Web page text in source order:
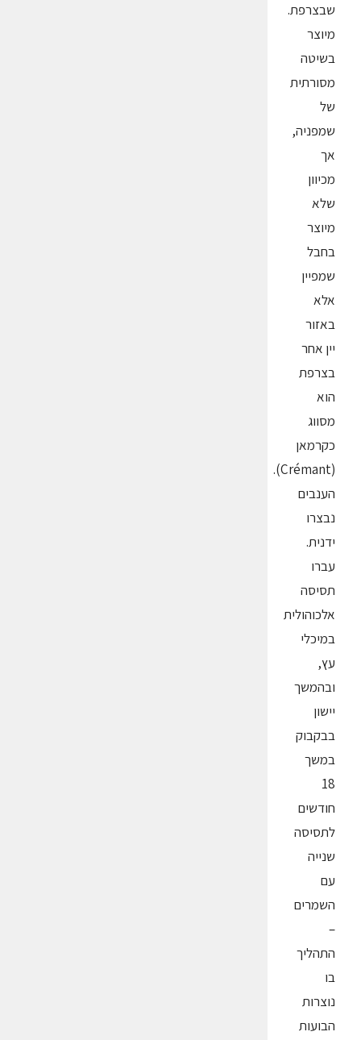
שבצרפת.
מיוצר
בשיטה
מסורתית
של
שמפניה,
אך
מכיוון
שלא
מיוצר
בחבל
שמפיין
אלא
באזור
יין אחר
בצרפת
הוא
מסווג
כקרמאן
(Crémant).
הענבים
נבצרו
ידנית.
עברו
תסיסה
אלכוהולית
במיכלי
עץ,
ובהמשך
יישון
בבקבוק
במשך
18
חודשים
לתסיסה
שנייה
עם
השמרים
–
התהליך
בו
נוצרות
הבועות